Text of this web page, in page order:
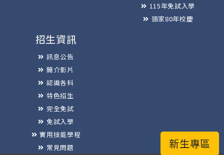
新生專區
115年免試入學
頭家80年校慶
招生資訊
訊息公告
簡介影片
認識各科
特色招生
完全免試
免試入學
實用技能學程
常見問題